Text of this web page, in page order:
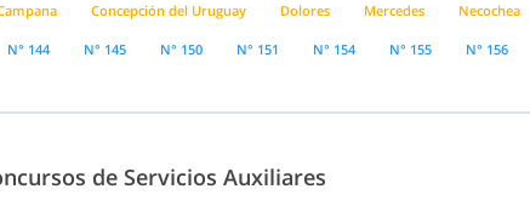
Concepción del Uruguay Dolores Mercedes Necochea
N° 144 N° 145 N° 150 N° 151 N° 154 N° 155 N° 156
de Servicios Auxiliares